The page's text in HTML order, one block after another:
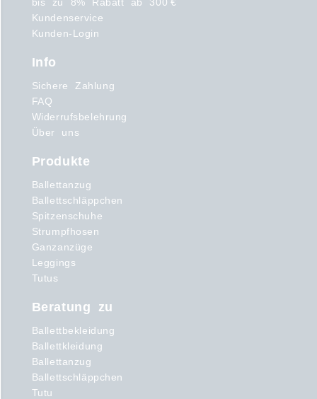
Kundenservice
Kunden-Login
Info
Sichere Zahlung
FAQ
Widerrufsbelehrung
Über uns
Produkte
Ballettanzug
Ballettschläppchen
Spitzenschuhe
Strumpfhosen
Ganzanzüge
Leggings
Tutus
Beratung zu
Ballettbekleidung
Ballettkleidung
Ballettanzug
Ballettschläppchen
Tutu